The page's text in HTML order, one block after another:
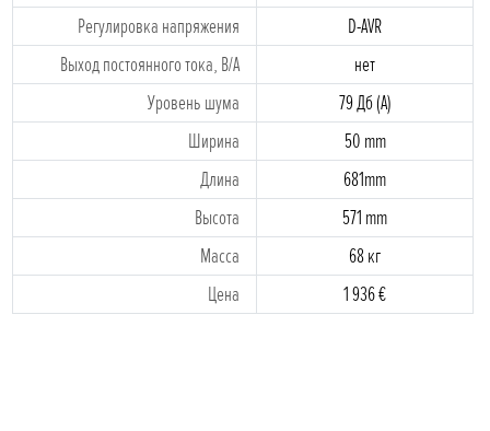
Регулировка напряжения
D-AVR
Выход постоянного тока, В/А
нет
Уровень шума
79 Дб (A)
Ширина
50 mm
Длина
681mm
Высота
571 mm
Массa
68 кг
Цена
1 936 €